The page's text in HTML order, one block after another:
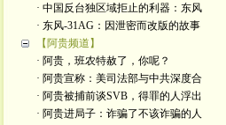
· 中国反台独区域拒止的利器：东风
· 东风-31AG：因泄密而改版的故事
【阿贵频道】
· 阿贵，班农特赦了，你呢？
· 阿贵宣称：美司法部与中共深度合
· 阿贵被捕前谈SVB，得罪的人浮出
· 阿贵进局子：诈骗了不该诈骗的人